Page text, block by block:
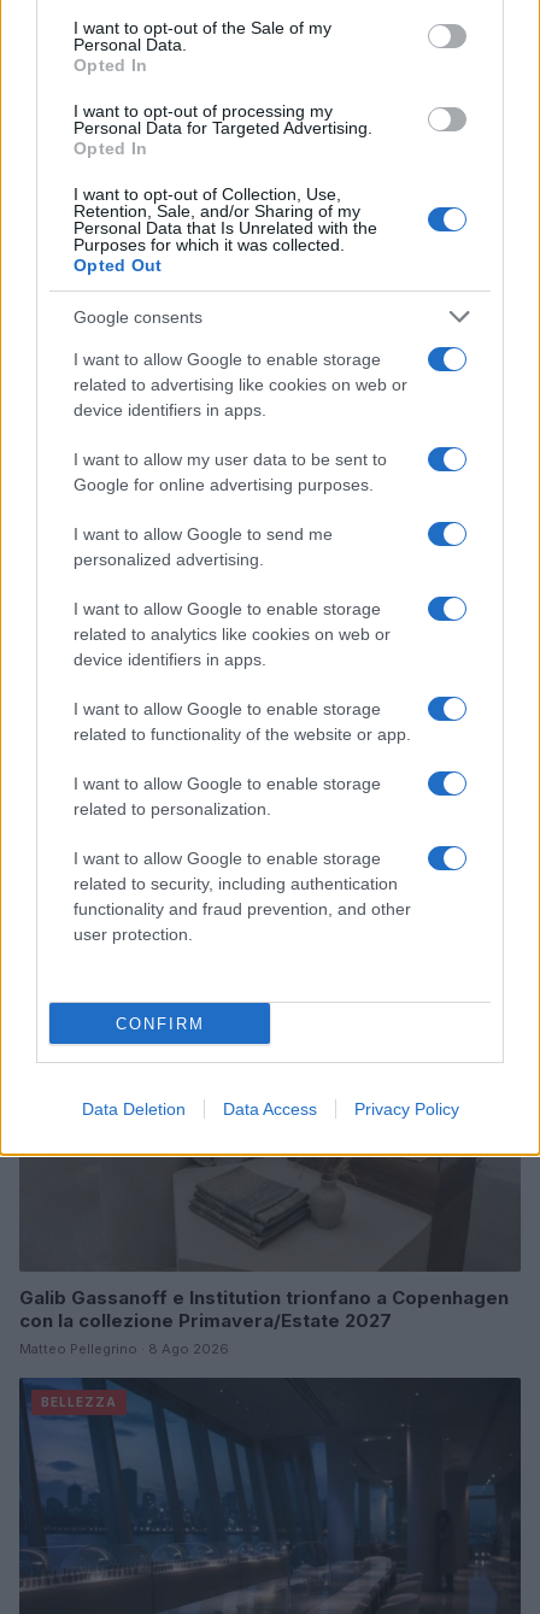
consent section.
I want to opt-out of the Sale of my
Personal Data.
Opted In
I want to opt-out of processing my
Personal Data for Targeted Advertising.
Opted In
I want to opt-out of Collection, Use,
Retention, Sale, and/or Sharing of my
Personal Data that Is Unrelated with the
Purposes for which it was collected.
Opted Out
Google consents
I want to allow Google to enable storage
related to advertising like cookies on web or
device identifiers in apps.
I want to allow my user data to be sent to
Google for online advertising purposes.
I want to allow Google to send me
personalized advertising.
I want to allow Google to enable storage
related to analytics like cookies on web or
device identifiers in apps.
I want to allow Google to enable storage
related to functionality of the website or app.
I want to allow Google to enable storage
related to personalization.
I want to allow Google to enable storage
related to security, including authentication
functionality and fraud prevention, and other
user protection.
CONFIRM
Data Deletion Data Access Privacy Policy
AUTORE
Cristian Castiglioni, veneziano, iniziò come
blogger dopo aver postato una guida sui
reazione spinse la sua trasformazione in
redattore. Cura contenuti amichevoli e porta in
redazione appunti fotografici di vaporetto e
cicchetti.
Continua a leggere
Galib Gassanoff e Institution trionfano a Copenhagen
con la collezione Primavera/Estate 2027
Matteo Pellegrino · 8 Ago 2026
BELLEZZA